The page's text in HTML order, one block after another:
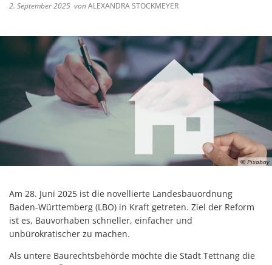
2. September 2025 vonALEXANDRA STOCKMEYER
© Pixabay
Am 28. Juni 2025 ist die novellierte Landesbauordnung
Baden-Württemberg (LBO) in Kraft getreten. Ziel der Reform
ist es, Bauvorhaben schneller, einfacher und
unbürokratischer zu machen.
Als untere Baurechtsbehörde möchte die Stadt Tettnang die